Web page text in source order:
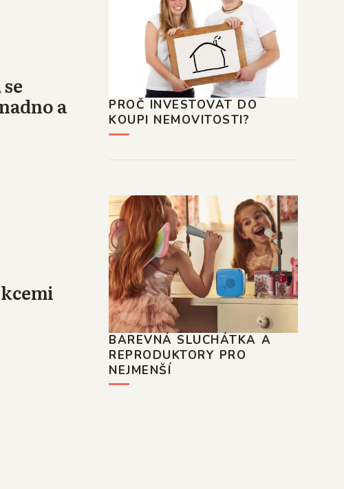
a
PROČ INVESTOVAT DO
KOUPI NEMOVITOSTI?
BAREVNÁ SLUCHÁTKA A
REPRODUKTORY PRO
NEJMENŠÍ